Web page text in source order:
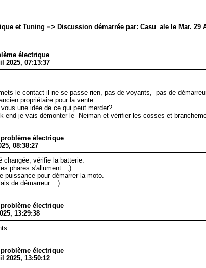
et Tuning => Discussion démarrée par: Casu_ale le Mar. 29
électrique
2025, 07:13:37
le contact il ne se passe rien, pas de voyants, pas de
propriétaire pour la vente ...
une idée de ce qui peut merder?
end je vais démonter le Neiman et vérifier les cosses et
électrique
08:38:27
changée, vérifie la batterie.
phares s'allument. ;)
puissance pour démarrer la moto.
de démarreur. :)
électrique
13:29:38
électrique
2025, 13:50:12